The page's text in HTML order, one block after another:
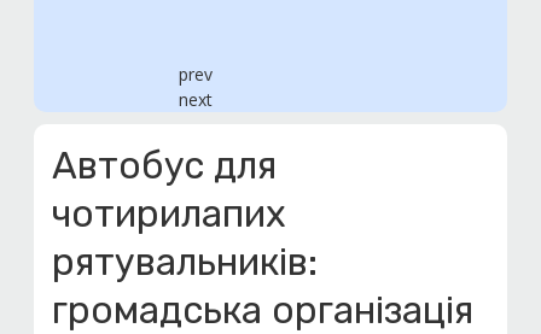
prev
next
Автобус для
чотирилапих
рятувальників:
громадська організація